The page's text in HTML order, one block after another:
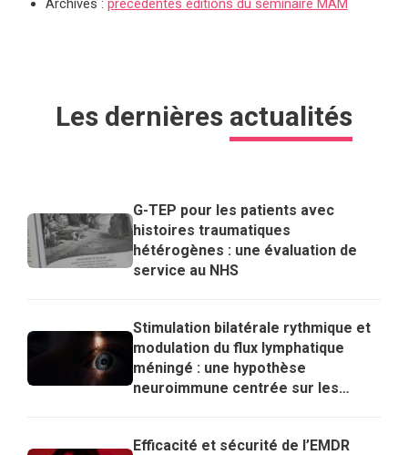
Les dernières actualités
G-TEP pour les patients avec
histoires traumatiques
hétérogènes : une évaluation de
service au NHS
Stimulation bilatérale rythmique et
modulation du flux lymphatique
méningé : une hypothèse
neuroimmune centrée sur les
Efficacité et sécurité de l’EMDR